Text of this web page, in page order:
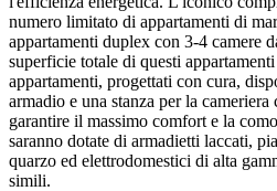
numero limitato di appartamenti di
appartamenti duplex con 3-4 camere
superficie totale di questi
appartamenti, progettati con cura,
armadio e una stanza per la cameriera
garantire il massimo comfort e la
saranno dotate di armadietti laccati,
quarzo ed elettrodomestici di alta
simili.